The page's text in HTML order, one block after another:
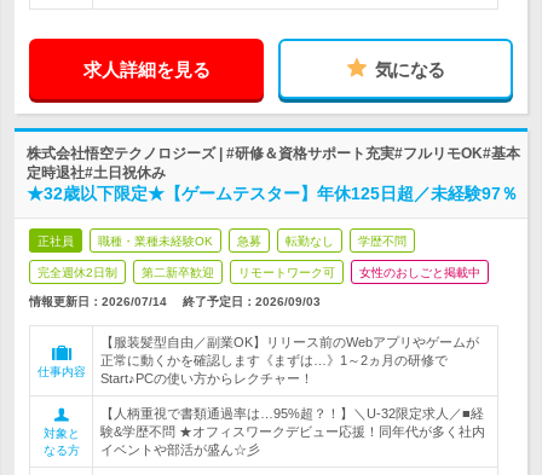
求人詳細を見る 気になる
株式会社悟空テクノロジーズ | #研修＆資格サポート充実#フルリモOK#基本
定時退社#土日祝休み
★32歳以下限定★【ゲームテスター】年休125日超／未経験97％
正社員 職種・業種未経験OK 急募 転勤なし 学歴不問
完全週休2日制 第二新卒歓迎 リモートワーク可 女性のおしごと掲載中
情報更新日：2026/07/14 終了予定日： 2026/09/03
仕事内容
【服装髪型自由／副業OK】リリース前のWebアプリやゲームが
正常に動くかを確認します《まずは…》1～2ヵ月の研修で
Start♪PCの使い方からレクチャー！
対象と
なる方
【人柄重視で書類通過率は…95%超？！】＼U-32限定求人／■経
験&学歴不問 ★オフィスワークデビュー応援！同年代が多く社内
イベントや部活が盛ん☆彡